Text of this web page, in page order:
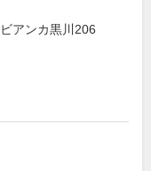
アンカ黒川206